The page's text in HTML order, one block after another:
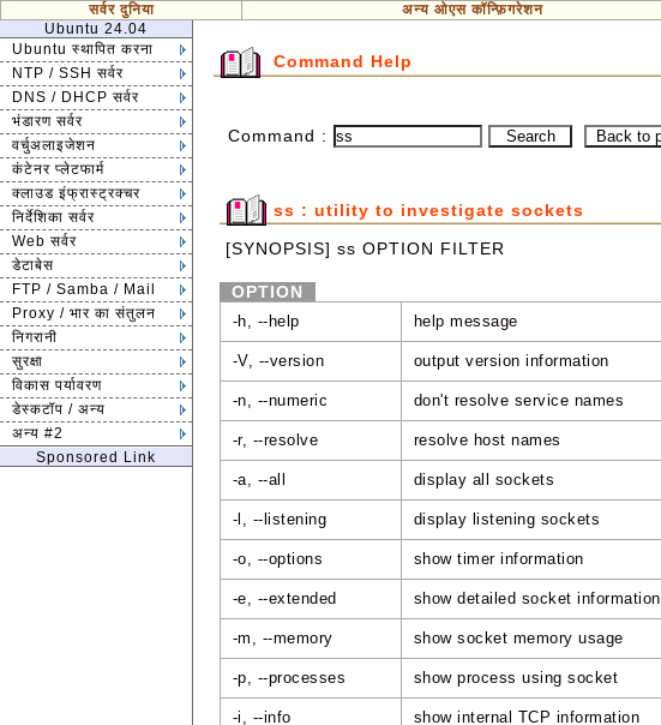
सर्वर दुनिया अन्य ओएस कॉन्फ़िगरेशन
Ubuntu 24.04
Ubuntu स्थापित करना
NTP / SSH सर्वर
DNS / DHCP सर्वर
भंडारण सर्वर
वर्चुअलाइजेशन
कंटेनर प्लेटफार्म
क्लाउड इंफ्रास्ट्रक्चर
निर्देशिका सर्वर
Web सर्वर
डेटाबेस
FTP / Samba / Mail
Proxy / भार का संतुलन
निगरानी
सुरक्षा
विकास पर्यावरण
डेस्कटॉप / अन्य
अन्य #2
Sponsored Link
Command Help
Command :
ss : utility to investigate sockets
[SYNOPSIS] ss OPTION FILTER
OPTION
-h, --help help message
-V, --version output version information
-n, --numeric don't resolve service names
-r, --resolve resolve host names
-a, --all display all sockets
-l, --listening display listening sockets
-o, --options show timer information
-e, --extended show detailed socket information
-m, --memory show socket memory usage
-p, --processes show process using socket
-i, --info show internal TCP information